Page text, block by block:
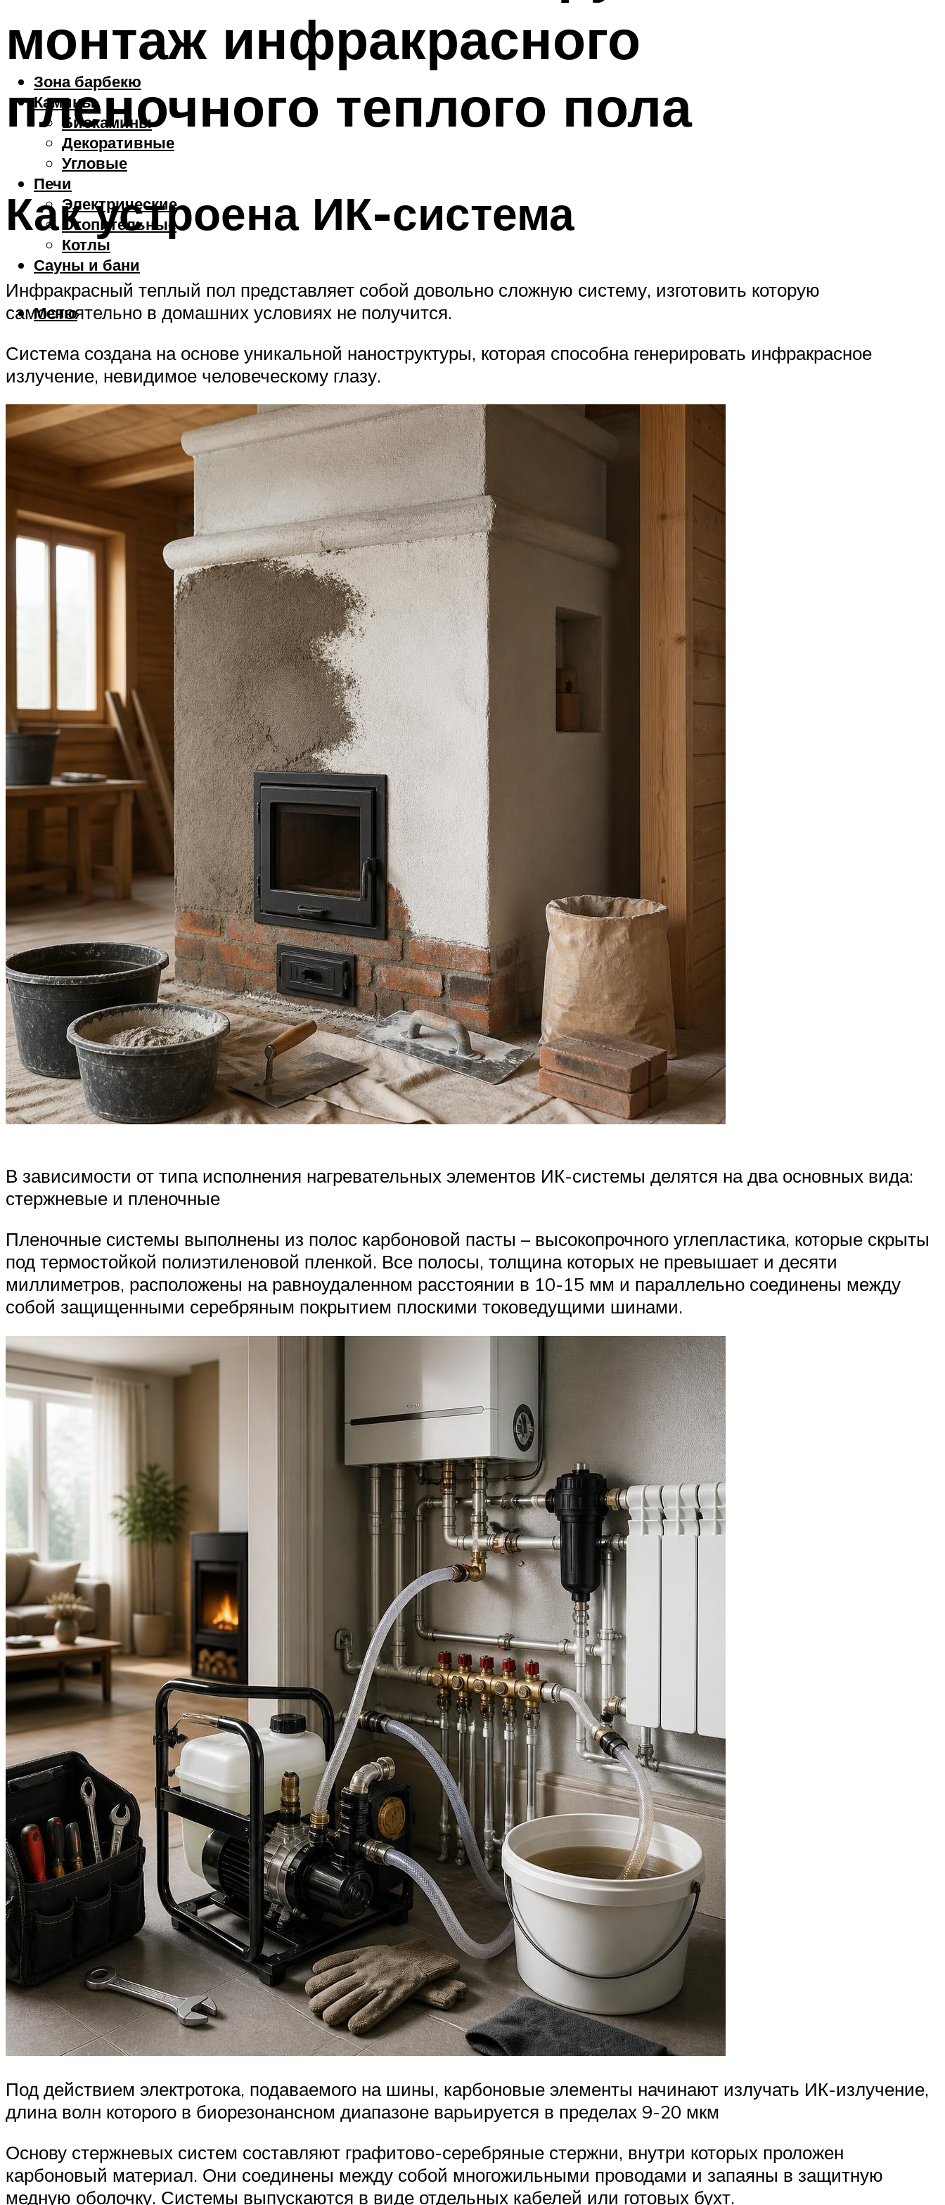
Зона барбекю
Камины
Биокамины
Декоративные
Угловые
Печи
Электрические
Отопительные
Котлы
Сауны и бани
Меню
монтаж инфракрасного
пленочного теплого пола
Как устроена ИК-система
Инфракрасный теплый пол представляет собой довольно сложную систему, изготовить которую
самостоятельно в домашних условиях не получится.
Система создана на основе уникальной наноструктуры, которая способна генерировать инфракрасное
излучение, невидимое человеческому глазу.
В зависимости от типа исполнения нагревательных элементов ИК-системы делятся на два основных вида:
стержневые и пленочные
Пленочные системы выполнены из полос карбоновой пасты – высокопрочного углепластика, которые скрыты
под термостойкой полиэтиленовой пленкой. Все полосы, толщина которых не превышает и десяти
миллиметров, расположены на равноудаленном расстоянии в 10-15 мм и параллельно соединены между
собой защищенными серебряным покрытием плоскими токоведущими шинами.
Под действием электротока, подаваемого на шины, карбоновые элементы начинают излучать ИК-излучение,
длина волн которого в биорезонансном диапазоне варьируется в пределах 9-20 мкм
Основу стержневых систем составляют графитово-серебряные стержни, внутри которых проложен
карбоновый материал. Они соединены между собой многожильными проводами и запаяны в защитную
медную оболочку. Системы выпускаются в виде отдельных кабелей или готовых бухт.